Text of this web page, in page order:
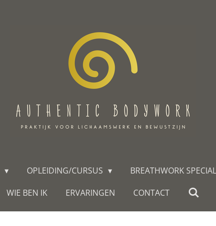
OPLEIDING/CURSUS BREATHWORK
WIE BEN IK
ERVARINGEN CONTACT